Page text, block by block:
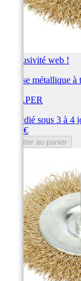
Exclusivité web !
Brosse métallique à
DRAPER
Expédié sous 3 à 4
6,71 €
Ajouter au panier